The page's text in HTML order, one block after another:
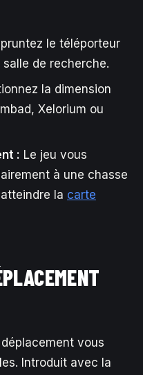
le téléporteur
de recherche.
la dimension
Xelorium ou
: Le jeu vous
à une chasse
la carte
vous
Introduit avec la